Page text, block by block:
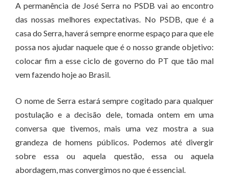
A permanência de José Serra no PSDB vai ao encontro
das nossas melhores expectativas. No PSDB, que é a
casa do Serra, haverá sempre enorme espaço para que ele
possa nos ajudar naquele que é o nosso grande objetivo:
colocar fim a esse ciclo de governo do PT que tão mal
vem fazendo hoje ao Brasil.
O nome de Serra estará sempre cogitado para qualquer
postulação e a decisão dele, tomada ontem em uma
conversa que tivemos, mais uma vez mostra a sua
grandeza de homens públicos. Podemos até divergir
sobre essa ou aquela questão, essa ou aquela
abordagem, mas convergimos no que é essencial.